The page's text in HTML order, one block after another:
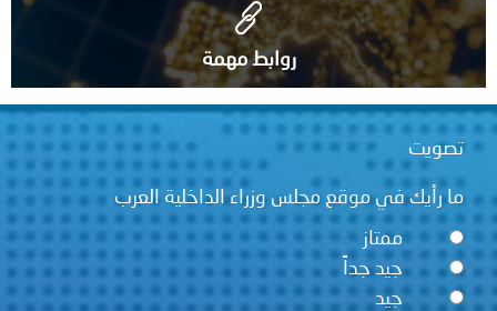
روابط مهمة
تصويت
ما رأيك في موقع مجلس وزراء الداخلية العرب
ممتاز
جيد جداً
جيد